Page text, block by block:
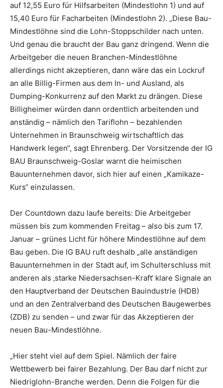
auf 12,55 Euro für Hilfsarbeiten (Mindestlohn 1) und auf
15,40 Euro für Facharbeiten (Mindestlohn 2). „Diese Bau-
Mindestlöhne sind die Lohn-Stoppschilder nach unten.
Und genau die braucht der Bau ganz dringend. Wenn die
Arbeitgeber die neuen Branchen-Mindestlöhne
allerdings nicht akzeptieren, dann wäre das ein Lockruf
an alle Billig-Firmen aus dem In- und Ausland, als
Dumping-Konkurrenz auf den Markt zu drängen. Diese
Billigheimer würden dann ordentlich arbeitenden und
anständig – nämlich den Tariflohn – bezahlenden
Unternehmen in Braunschweig wirtschaftlich das
Handwerk legen“, sagt Ehrenberg. Der Vorsitzende der IG
BAU Braunschweig-Goslar warnt die heimischen
Bauunternehmen davor, sich hier auf einen „Kamikaze-
Kurs“ einzulassen.
Der Countdown dazu laufe bereits: Die Arbeitgeber
müssen bis zum kommenden Freitag – also bis zum 17.
Januar – grünes Licht für höhere Mindestlöhne auf dem
Bau geben. Die IG BAU ruft deshalb „alle anständigen
Bauunternehmen in der Stadt auf, im Schulterschluss mit
anderen als ‚starke Niedersachsen-Kraft‘ klare Signale an
den Hauptverband der Deutschen Bauindustrie (HDB)
und an den Zentralverband des Deutschen Baugewerbes
(ZDB) zu senden – und zwar für das Akzeptieren der
neuen Bau-Mindestlöhne.
„Hier steht viel auf dem Spiel. Nämlich der faire
Wettbewerb bei fairer Bezahlung. Der Bau darf nicht zur
Niedriglohn-Branche werden. Denn die Folgen für die